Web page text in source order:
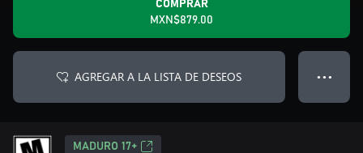
COMPRAR
MXN$879.00
AGREGAR A LA LISTA DE DESEOS ● ● ●
MADURO 17+